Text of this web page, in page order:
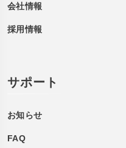
会社情報
採用情報
サポート
お知らせ
FAQ